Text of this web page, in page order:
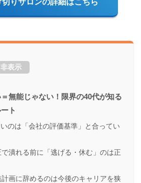
非表示
無能じゃない！限界の40代が知る
ト
のは「会社の評価基準」と合ってい
潰れる前に「逃げる・休む」のは正
画に辞めるのは今後のキャリアを狭